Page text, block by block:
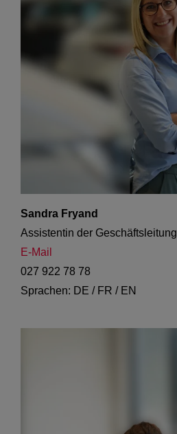
Sandra Fryand
Assistentin der Geschäftsleitung
E-Mail
027 922 78 78
Sprachen: DE / FR / EN